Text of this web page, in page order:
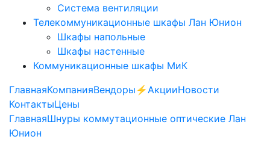
Система вентиляции
Телекоммуникационные шкафы Лан Юнион
Шкафы напольные
Шкафы настенные
Коммуникационные шкафы МиК
ГлавнаяКомпанияВендоры ⚡️АкцииНовости
КонтактыЦены
ГлавнаяШнуры коммутационные оптические Лан
Юнион